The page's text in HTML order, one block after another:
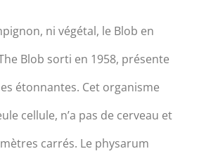
ni végétal, le Blob en
Blob sorti en 1958, présente
étonnantes. Cet organisme
cellule, n’a pas de cerveau et
carrés. Le physarum